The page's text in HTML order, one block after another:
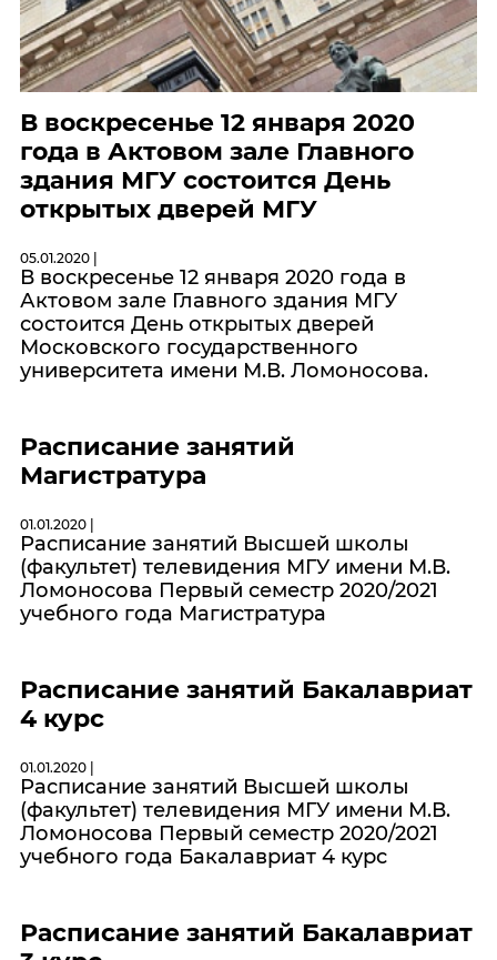
В воскресенье 12 января 2020
года в Актовом зале Главного
здания МГУ состоится День
открытых дверей МГУ
05.01.2020 |
В воскресенье 12 января 2020 года в
Актовом зале Главного здания МГУ
состоится День открытых дверей
Московского государственного
университета имени М.В. Ломоносова.
Расписание занятий
Магистратура
01.01.2020 |
Расписание занятий Высшей школы
(факультет) телевидения МГУ имени М.В.
Ломоносова Первый семестр 2020/2021
учебного года Магистратура
Расписание занятий Бакалавриат
4 курс
01.01.2020 |
Расписание занятий Высшей школы
(факультет) телевидения МГУ имени М.В.
Ломоносова Первый семестр 2020/2021
учебного года Бакалавриат 4 курс
Расписание занятий Бакалавриат